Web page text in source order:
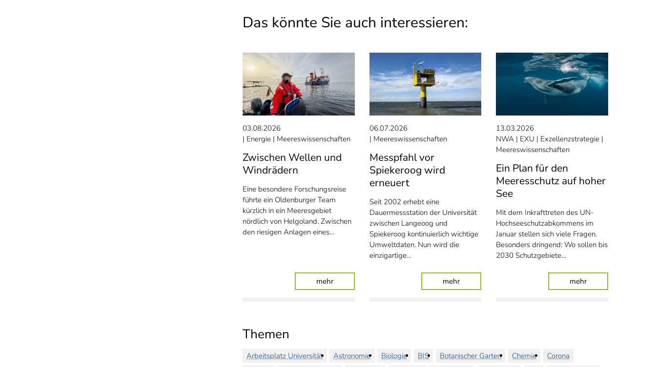
Das könnte Sie auch interessieren:
03.08.2026
Energie
Meereswissenschaften
Zwischen Wellen und
Windrädern
Eine besondere Forschungsreise
führte ein Oldenburger Team
kürzlich in ein Meeresgebiet
nördlich von Helgoland. Zwischen
den riesigen Anlagen eines…
mehr: Zwischen Wellen und Windrädern
06.07.2026
Meereswissenschaften
Messpfahl vor
Spiekeroog wird
erneuert
Seit 2002 erhebt eine
Dauermessstation der Universität
zwischen Langeoog und
Spiekeroog kontinuierlich wichtige
Umweltdaten. Nun wird die
einzigartige…
mehr: Messpfahl vor Spiekeroog wird erneuert
13.03.2026
NWA
EXU
Exzellenzstrategie
Meereswissenschaften
Ein Plan für den
Meeresschutz auf hoher
See
Mit dem Inkrafttreten des UN-
Hochseeschutzabkommens im
Januar stellen sich viele Fragen.
Besonders dringend: Wo sollen bis
2030 Schutzgebiete…
mehr: Ein Plan für den
Themen
Arbeitsplatz Universität Astronomie Biologie BIS Botanischer Garten Chemie Corona